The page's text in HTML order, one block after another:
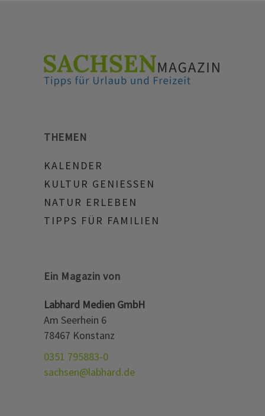
THEMEN
KALENDER
KULTUR GENIESSEN
NATUR ERLEBEN
TIPPS FÜR FAMILIEN
Ein Magazin von
Labhard Medien GmbH
Am Seerhein 6
78467 Konstanz
0351 795883-0
sachsen@labhard.de